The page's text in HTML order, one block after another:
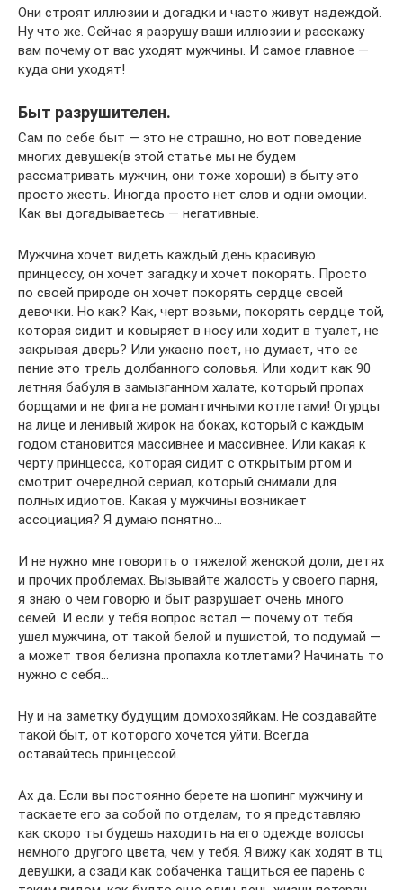
Они строят иллюзии и догадки и часто живут надеждой.
Ну что же. Сейчас я разрушу ваши иллюзии и расскажу
вам почему от вас уходят мужчины. И самое главное —
куда они уходят!
Быт разрушителен.
Сам по себе быт — это не страшно, но вот поведение
многих девушек(в этой статье мы не будем
рассматривать мужчин, они тоже хороши) в быту это
просто жесть. Иногда просто нет слов и одни эмоции.
Как вы догадываетесь — негативные.
Мужчина хочет видеть каждый день красивую
принцессу, он хочет загадку и хочет покорять. Просто
по своей природе он хочет покорять сердце своей
девочки. Но как? Как, черт возьми, покорять сердце той,
которая сидит и ковыряет в носу или ходит в туалет, не
закрывая дверь? Или ужасно поет, но думает, что ее
пение это трель долбанного соловья. Или ходит как 90
летняя бабуля в замызганном халате, который пропах
борщами и не фига не романтичными котлетами! Огурцы
на лице и ленивый жирок на боках, который с каждым
годом становится массивнее и массивнее. Или какая к
черту принцесса, которая сидит с открытым ртом и
смотрит очередной сериал, который снимали для
полных идиотов. Какая у мужчины возникает
ассоциация? Я думаю понятно…
И не нужно мне говорить о тяжелой женской доли, детях
и прочих проблемах. Вызывайте жалость у своего парня,
я знаю о чем говорю и быт разрушает очень много
семей. И если у тебя вопрос встал — почему от тебя
ушел мужчина, от такой белой и пушистой, то подумай —
а может твоя белизна пропахла котлетами? Начинать то
нужно с себя…
Ну и на заметку будущим домохозяйкам. Не создавайте
такой быт, от которого хочется уйти. Всегда
оставайтесь принцессой.
Ах да. Если вы постоянно берете на шопинг мужчину и
таскаете его за собой по отделам, то я представляю
как скоро ты будешь находить на его одежде волосы
немного другого цвета, чем у тебя. Я вижу как ходят в тц
девушки, а сзади как собаченка тащиться ее парень с